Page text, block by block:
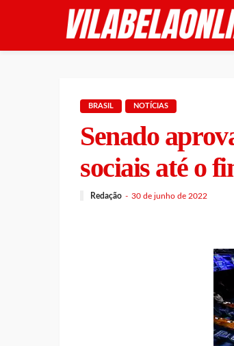
BRASIL NOTÍCIAS
Senado
sociais até o
Redação 30 de junho de 2022